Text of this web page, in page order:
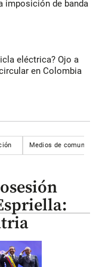
imposición de banda
eléctrica? Ojo a
en Colombia
Medios de